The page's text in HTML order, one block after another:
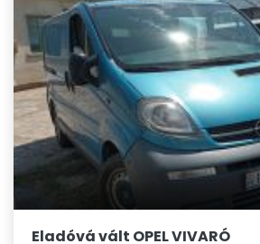
Eladóvá vált OPEL VIVARÓ